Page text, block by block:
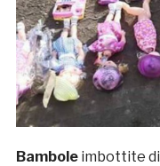
Bamboleimbottite di